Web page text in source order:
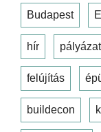
Budapest
hír pályázat
felújítás
buildecon